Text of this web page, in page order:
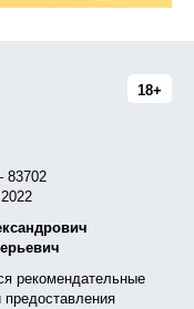
18+
83702
рекомендательные